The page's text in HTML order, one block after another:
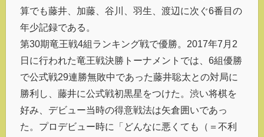
算でも藤井、加藤、谷川、羽生、渡辺に次ぐ6番目の
年少記録である。
第30期竜王戦4組ランキング戦で優勝。2017年7月2
日に行われた竜王戦決勝トーナメントでは、6組優勝
で公式戦29連勝無敗中であった藤井聡太との対局に
勝利し、藤井に公式戦初黒星をつけた。渋い将棋を
好み、デビュー当時の得意戦法は矢倉囲いであっ
た。プロデビュー時に「どんなに悪くても（＝不利